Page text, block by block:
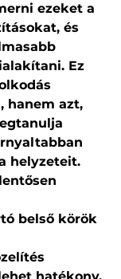
ezeket a
és
Ez
hanem azt,
helyzeteit.
belső körök